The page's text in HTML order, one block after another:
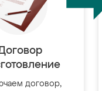
договор,